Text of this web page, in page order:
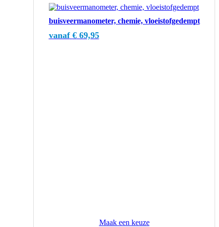
buisveermanometer, chemie, vloeistofgedempt
vanaf €69,95
Maak een keuze
Dit
heeft